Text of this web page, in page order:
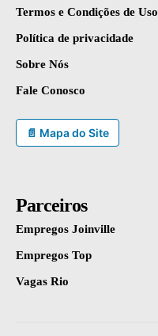
Termos e Condições de Uso
Política de privacidade
Sobre Nós
Fale Conosco
📄 Mapa do Site
Parceiros
Empregos Joinville
Empregos Top
Vagas Rio